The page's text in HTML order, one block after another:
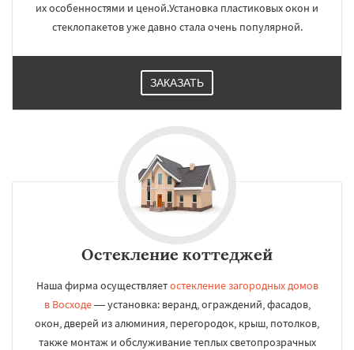
их особенностями и ценой.Установка пластиковых окон и
стеклопакетов уже давно стала очень популярной.
ЗАКАЗАТЬ
Остекление коттеджей
Наша фирма осуществляетостекление загородных домов
в Восходе— установка: веранд, ограждений, фасадов,
окон, дверей из алюминия, перегородок, крыш, потолков,
также монтаж и обслуживание теплых светопрозрачных